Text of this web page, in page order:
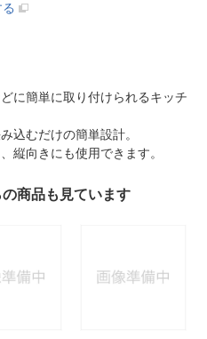
に簡単に取り付けられるキッチ
込むだけの簡単設計。
縦向きにも使用できます。
商品も見ています